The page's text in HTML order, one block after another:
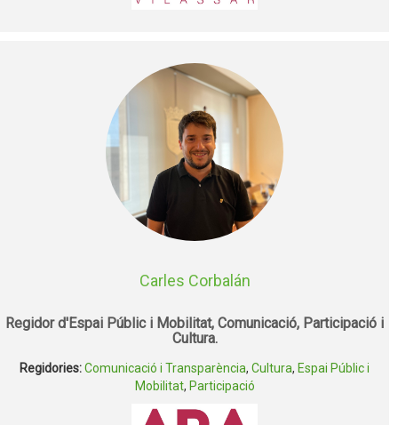
Carles Corbalán
Regidord'Espai Públic i Mobilitat, Comunicació, Participació i
Cultura.
Regidories:Comunicació i Transparència, Cultura, Espai Públic i
Mobilitat, Participació